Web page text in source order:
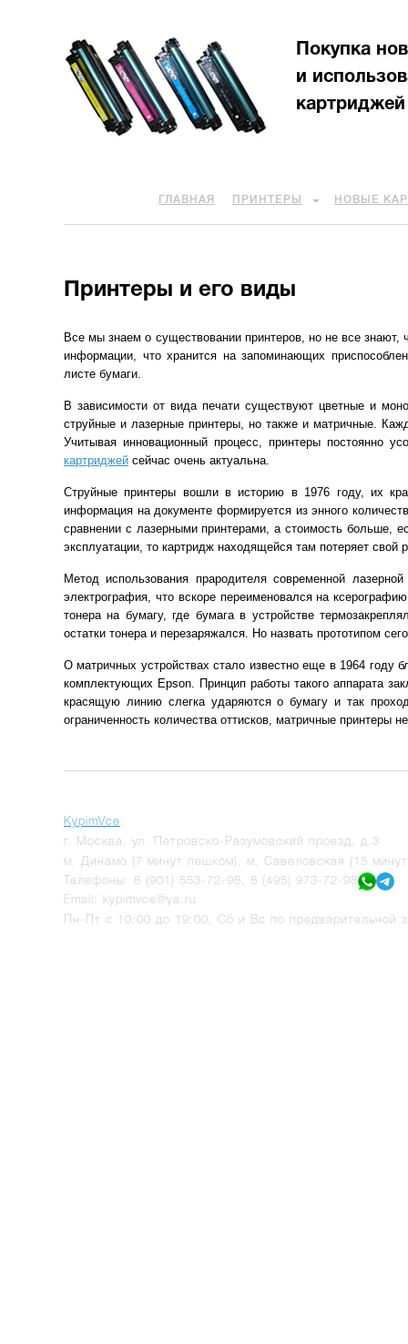
Покупка
и
картриджей
ГЛАВНАЯ ПРИНТЕРЫ НОВЫЕ
Принтеры и его виды
Все мы знаем о существовании принтеров, но не все знают,
информации, что хранится на запоминающих
листе бумаги.
В зависимости от вида печати существуют цветные и
струйные и лазерные принтеры, но также и матричные.
Учитывая инновационный процесс, принтеры постоянно
картриджей сейчас очень актуальна.
Струйные принтеры вошли в историю в 1976 году, их
информация на документе формируется из энного
сравнении с лазерными принтерами, а стоимость больше,
эксплуатации, то картридж находящейся там потеряет свой
Метод использования прародителя современной
электрография, что вскоре переименовался на
тонера на бумагу, где бумага в устройстве
остатки тонера и перезаряжался. Но назвать прототипом
О матричных устройствах стало известно еще в 1964 году
комплектующих Epson. Принцип работы такого аппарата
красящую линию слегка ударяются о бумагу и так
ограниченность количества оттисков, матричные принтеры
KypimVce:
г.
Москва
ул. Петровско-Разумовский проезд, д.3
м. Динамо (7 минут пешком), м. Савеловская (15
Телефоны: 8 (901) 553-72-98
8 (495) 973-72-98
Email: kypimvce@ya.ru
Пн-Пт с 10:00 до 19:00, Сб и Вс по предварительной